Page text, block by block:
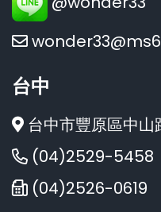
台中
台中市豐原區中
(04)2529-5458
(04)2526-0619